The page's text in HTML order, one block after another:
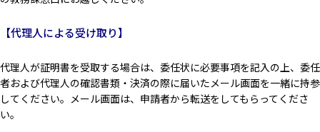
【代理人による受け取り】
代理人が証明書を受取する場合は、委任状に必要事項を記入の上、委任
者および代理人の確認書類・決済の際に届いたメール画面を一緒に持参
してください。メール画面は、申請者から転送をしてもらってくださ
い。